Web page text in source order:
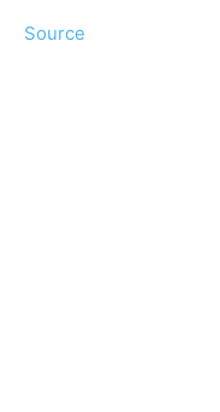
Source